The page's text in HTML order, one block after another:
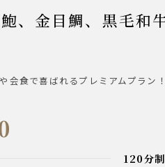
会食で喜ばれるプレミアムプラン！
120分制